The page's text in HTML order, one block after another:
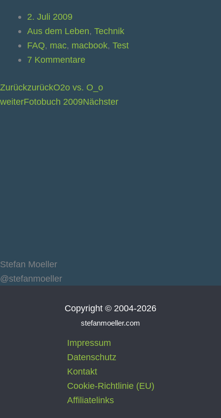
2. Juli 2009
Aus dem Leben, Technik
FAQ, mac, macbook, Test
7 Kommentare
ZurückzurückO2o vs. O_o
weiterFotobuch 2009Nächster
Stefan Moeller
@stefanmoeller
Copyright © 2004-2026
stefanmoeller.com
Impressum
Datenschutz
Kontakt
Cookie-Richtlinie (EU)
Affiliatelinks